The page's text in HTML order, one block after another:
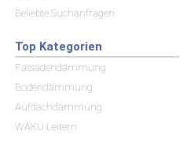
Beliebte Suchanfragen
Top Kategorien
Fassadendämmung
Bodendämmung
Aufdachdämmung
WAKÜ Leitern